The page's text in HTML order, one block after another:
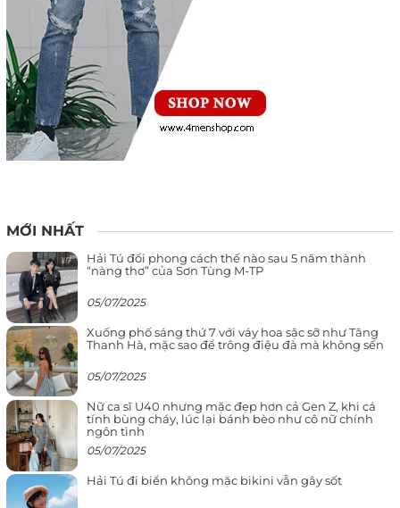
MỚI NHẤT
Hải Tú đổi phong cách thế nào sau 5 năm thành
“nàng thơ” của Sơn Tùng M-TP
05/07/2025
Xuống phố sáng thứ 7 với váy hoa sặc sỡ như Tăng
Thanh Hà, mặc sao để trông điệu đà mà không sến
05/07/2025
Nữ ca sĩ U40 nhưng mặc đẹp hơn cả Gen Z, khi cá
tính bùng cháy, lúc lại bánh bèo như cô nữ chính
ngôn tình
05/07/2025
Hải Tú đi biển không mặc bikini vẫn gây sốt